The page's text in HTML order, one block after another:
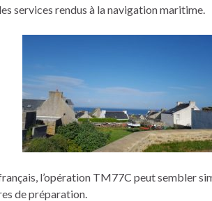
services rendus à la navigation maritime.
l’opération TM77C peut sembler
de préparation.